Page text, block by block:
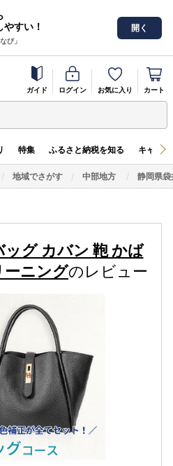
すい！
び」
開く
ガイド ログイン お気に入り カート
特集 ふるさと納税を知る キャン
地域でさがす 中部地方 静岡県袋
グ カバン 鞄 かば
ーニングのレビュー